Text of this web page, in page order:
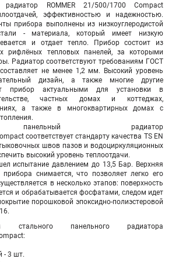
ROMMER 21/500/1700 Compact
эффективностью и надежностью.
прибора выполнены из низкоуглеродистой
стали - материала, который имеет низкую
и отдает тепло. Прибор состоит из
рифлёных тепловых панелей, за которыми
Радиатор соответствуют требованиям ГОСТ
не менее 1,2 мм. Высокий уровень
дизайн, а также многие другие
прибор актуальными для установки в
частных домах и коттеджах,
а также в многоквартирных домах с
радиатор
соответствует стандарту качества TS EN
швов пазов и водоциркуляционных
высокий уровень теплоотдачи.
испытание давлением до 13,5 Бар. Верхняя
снимается, что позволяет легко его
в несколько этапов: поверхность
и обрабатывается фосфатами, следом идет
порошковой эпоксидно-полиэстеровой
стального панельного радиатора
- 3 шт.